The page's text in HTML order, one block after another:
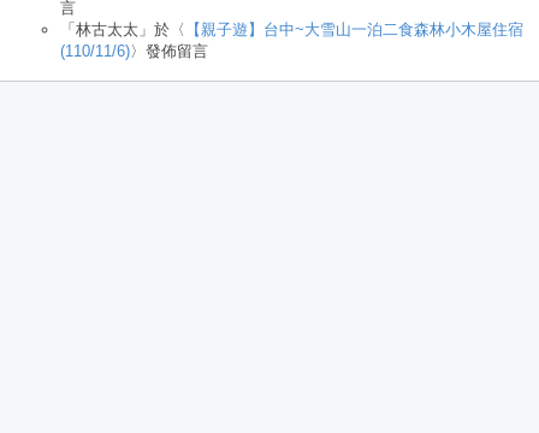
言
「 林古太太 」於〈
【親子遊】台中~大雪山一泊二食森林小木屋住宿
(110/11/6)〉發佈留言